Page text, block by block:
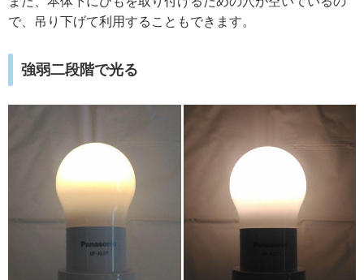
で、吊り下げて利用することもできます。
強弱二段階で光る